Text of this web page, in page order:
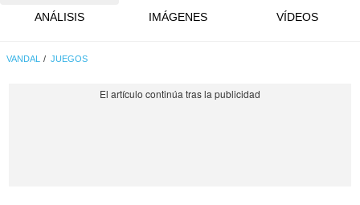
ANÁLISIS
IMÁGENES VÍDEOS
VANDAL JUEGOS